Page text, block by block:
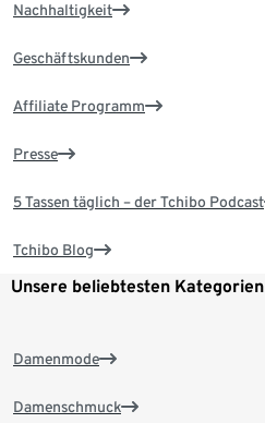
Nachhaltigkeit
Geschäftskunden
Affiliate Programm
Presse
5 Tassen täglich – der Tchibo Podcast
Tchibo Blog
Unsere beliebtesten Kategorien
Damenmode
Damenschmuck